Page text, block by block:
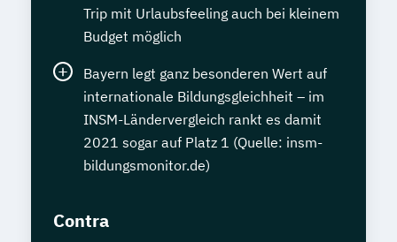
Trip mit Urlaubsfeeling auch bei kleinem
Budget möglich
Bayern legt ganz besonderen Wert auf
internationale Bildungsgleichheit – im
INSM-Ländervergleich rankt es damit
2021 sogar auf Platz 1 (Quelle: insm-
bildungsmonitor.de)
Contra